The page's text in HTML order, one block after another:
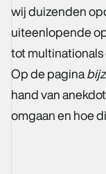
wij duizenden
uiteenlopende
tot
Op de pagina
hand van
omgaan en hoe